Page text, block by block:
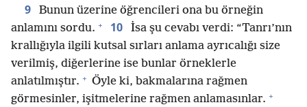
9
Bunun üzerine öğrencileri ona bu örneğin
anlamını sordu. + 10
İsa şu cevabı verdi: “Tanrı’nın
krallığıyla ilgili kutsal sırları anlama ayrıcalığı size
verilmiş, diğerlerine ise bunlar örneklerle
anlatılmıştır. + Öyle ki, bakmalarına rağmen
görmesinler, işitmelerine rağmen anlamasınlar. +